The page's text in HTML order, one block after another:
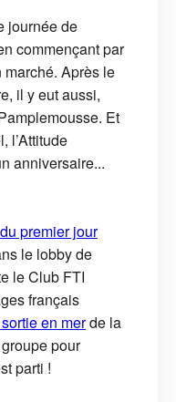
journée de
commençant par
Après le
il y eut aussi,
Et
l’Attitude
anniversaire...
premier jour
le lobby de
le Club FTI
français
en merde la
pour
parti !